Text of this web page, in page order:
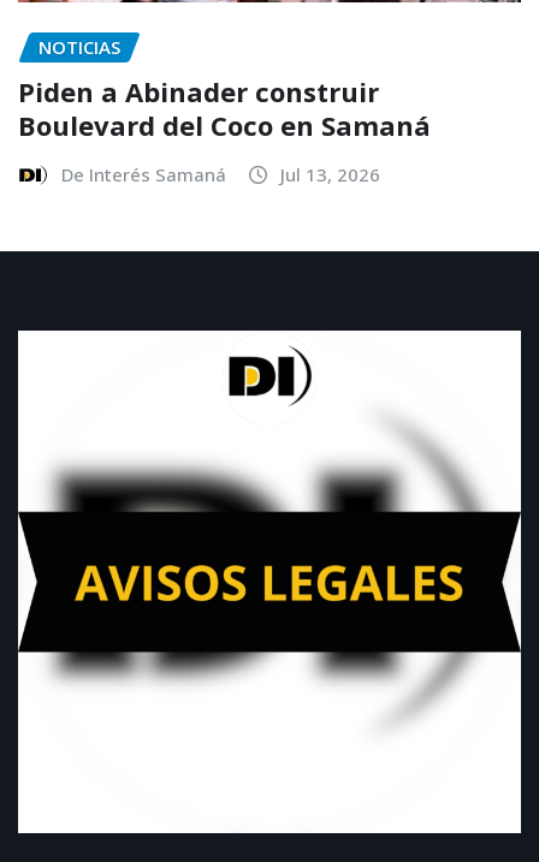
NOTICIAS
Piden a Abinader construir
Boulevard del Coco en Samaná
De Interés Samaná Jul 13, 2026